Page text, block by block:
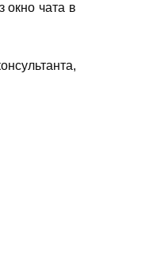
окно чата в